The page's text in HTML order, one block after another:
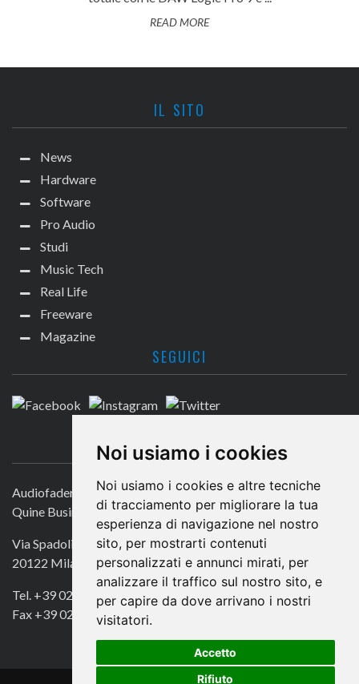
Noi usiamo i cookies
Noi usiamo i cookies e altre tecniche
di tracciamento per migliorare la tua
esperienza di navigazione nel nostro
sito, per mostrarti contenuti
personalizzati e annunci mirati, per
analizzare il traffico sul nostro sito, e
per capire da dove arrivano i nostri
visitatori.
Accetto
Rifiuto
READ MORE
IL SITO
News
Hardware
Software
Pro Audio
Studi
Music Tech
Real Life
Freeware
Magazine
SEGUICI
CONTATTACI
Audiofader.com
Quine Business Publisher
Via Spadolini 7
20122 Milano
Tel. +39 02 49756990
Fax +39 02 72016740